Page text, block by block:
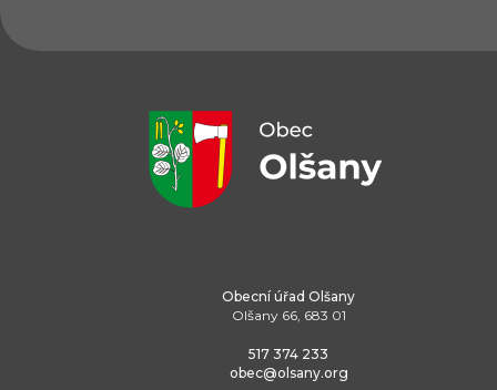
Obecní úřad Olšany
Olšany 66, 683 01
517 374 233
obec@olsany.org